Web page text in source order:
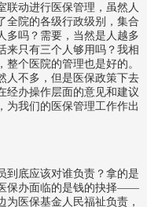
联动进行医保管理，虽然人
全院的各级行政级别，集合
多吗？需要，当然是人越多
来只有三个人够用吗？我相
个医院的管理也是好的。
人不多，但是医保政策下去
经办操作层面的意见和建议
为我们的医保管理工作作出
底应该对谁负责？拿的是
保办面临的是钱的抉择——
医保基金人民福祉负责，